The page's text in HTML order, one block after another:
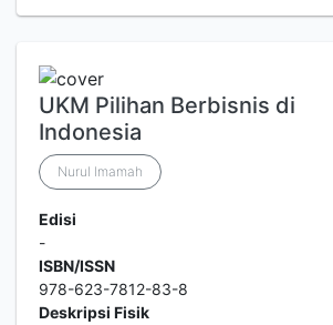
UKM Pilihan Berbisnis di
Indonesia
Nurul Imamah
Edisi
-
ISBN/ISSN
978-623-7812-83-8
Deskripsi Fisik